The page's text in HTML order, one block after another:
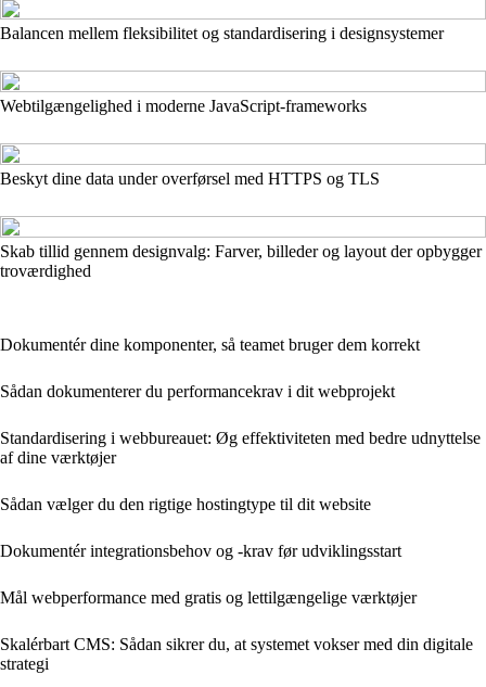
Balancen mellem fleksibilitet og standardisering i designsystemer
Webtilgængelighed i moderne JavaScript‑frameworks
Beskyt dine data under overførsel med HTTPS og TLS
Skab tillid gennem designvalg: Farver, billeder og layout der opbygger
troværdighed
Dokumentér dine komponenter, så teamet bruger dem korrekt
Sådan dokumenterer du performancekrav i dit webprojekt
Standardisering i webbureauet: Øg effektiviteten med bedre udnyttelse
af dine værktøjer
Sådan vælger du den rigtige hostingtype til dit website
Dokumentér integrationsbehov og -krav før udviklingsstart
Mål webperformance med gratis og lettilgængelige værktøjer
Skalérbart CMS: Sådan sikrer du, at systemet vokser med din digitale
strategi